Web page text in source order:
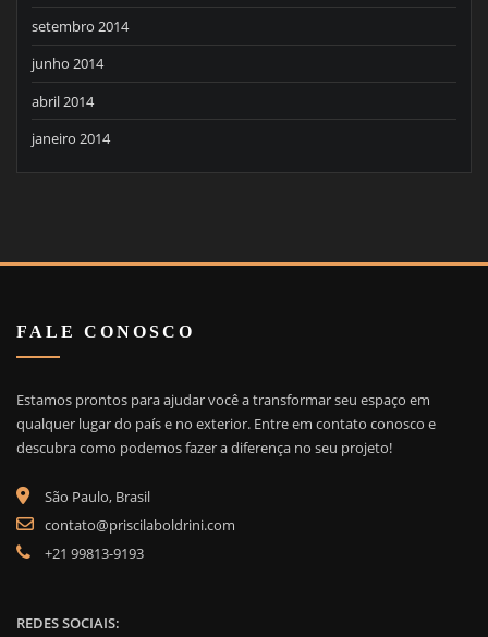
setembro 2014
junho 2014
abril 2014
janeiro 2014
FALE CONOSCO
Estamos prontos para ajudar você a transformar seu espaço em
qualquer lugar do país e no exterior. Entre em contato conosco e
descubra como podemos fazer a diferença no seu projeto!
São Paulo, Brasil
contato@priscilaboldrini.com
+21 99813-9193
REDES SOCIAIS: